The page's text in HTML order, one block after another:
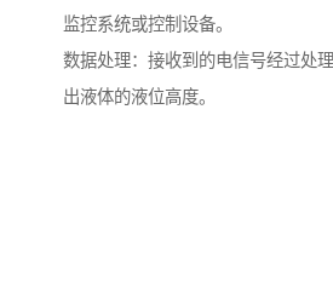
监控系统或控制设备。
数据处理：接收到的电信号经过处
出液体的液位高度。